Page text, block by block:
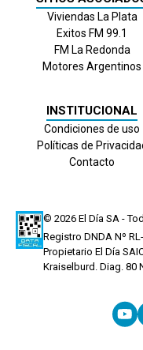
Viviendas La Plata
Exitos FM 99.1
FM La Redonda
Motores Argentinos
INSTITUCIONAL
Condiciones de uso
Políticas de
Contacto
© 2026 El Día SA -
Registro DNDA Nº
Propietario El Día
Kraiselburd. Diag. 80